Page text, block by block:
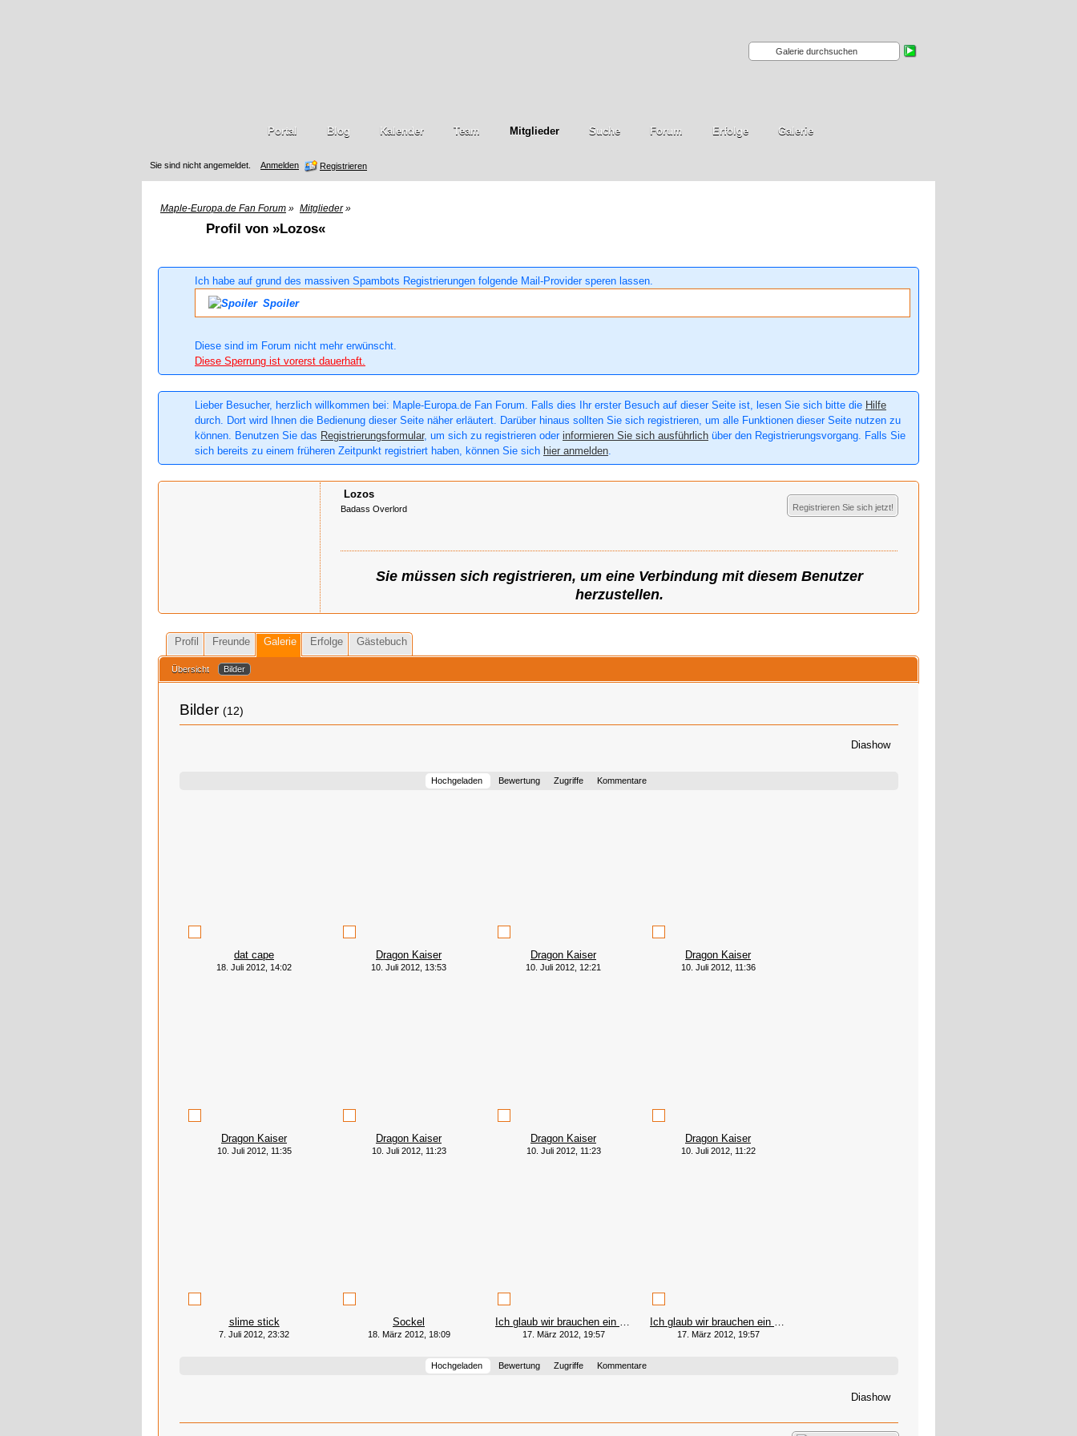
Sie sind nicht angemeldet. Anmelden Registrieren
Portal Blog Kalender Team Mitglieder Suche Forum Erfolge Galerie
Maple-Europa.de Fan Forum » Mitglieder»
Profil von »Lozos«
Ich habe auf grund des massiven Spambots Registrierungen folgende Mail-Provider speren lassen.
Spoiler
Diese sind im Forum nicht mehr erwünscht.
Diese Sperrung ist vorerst dauerhaft.
Lieber Besucher, herzlich willkommen bei: Maple-Europa.de Fan Forum. Falls dies Ihr erster Besuch auf dieser Seite ist, lesen Sie sich bitte die Hilfe
durch. Dort wird Ihnen die Bedienung dieser Seite näher erläutert. Darüber hinaus sollten Sie sich registrieren, um alle Funktionen dieser Seite nutzen zu
können. Benutzen Sie das Registrierungsformular, um sich zu registrieren oder informieren Sie sich ausführlich über den Registrierungsvorgang. Falls Sie
sich bereits zu einem früheren Zeitpunkt registriert haben, können Sie sich hier anmelden.
Lozos
Badass Overlord Registrieren Sie sich jetzt!
Sie müssen sich registrieren, um eine Verbindung mit diesem Benutzer
herzustellen.
Profil Freunde Galerie Erfolge Gästebuch
Übersicht Bilder
Bilder (12)
Diashow
Hochgeladen Bewertung Zugriffe Kommentare
dat cape
18. Juli 2012, 14:02
Dragon Kaiser
10. Juli 2012, 13:53
Dragon Kaiser
10. Juli 2012, 12:21
Dragon Kaiser
10. Juli 2012, 11:36
Dragon Kaiser
10. Juli 2012, 11:35
Dragon Kaiser
10. Juli 2012, 11:23
Dragon Kaiser
10. Juli 2012, 11:23
Dragon Kaiser
10. Juli 2012, 11:22
slime stick
7. Juli 2012, 23:32
Sockel
18. März 2012, 18:09
Ich glaub wir brauchen ein neuen Timmy!
17. März 2012, 19:57
Ich glaub wir brauchen ein neuen Timmy!
17. März 2012, 19:57
Hochgeladen Bewertung Zugriffe Kommentare
Diashow